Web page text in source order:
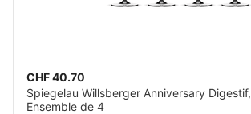
CHF 40.70
Spiegelau Willsberger Anniversary Digestif,
Ensemble de 4